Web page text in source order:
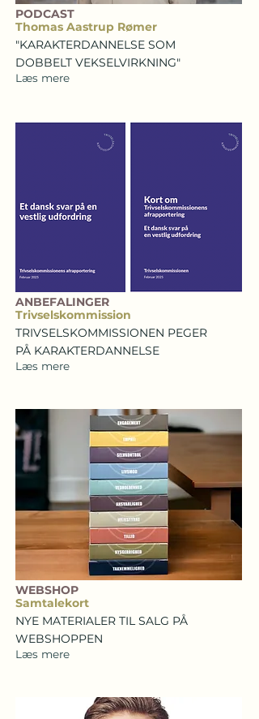
PODCAST
Thomas Aastrup Rømer
"KARAKTERDANNELSE SOM
DOBBELT VEKSELVIRKNING"
Læs mere
ANBEFALINGER
Trivselskommission
TRIVSELSKOMMISSIONEN PEGER
PÅ KARAKTERDANNELSE
Læs mere
WEBSHOP
Samtalekort
NYE MATERIALER TIL SALG PÅ
WEBSHOPPEN
Læs mere